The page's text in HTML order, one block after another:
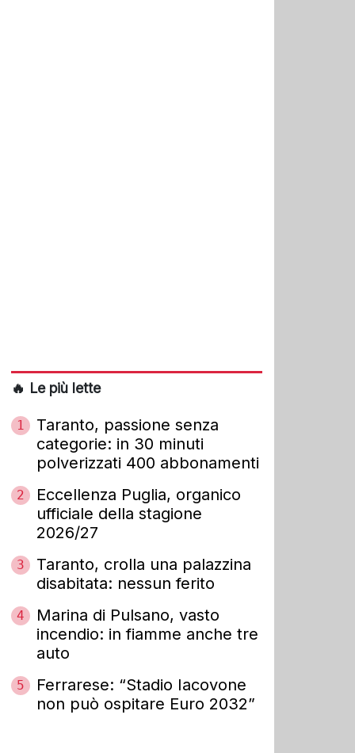
🔥 Le più lette
1
Taranto, passione senza
categorie: in 30 minuti
polverizzati 400 abbonamenti
2
Eccellenza Puglia, organico
ufficiale della stagione
2026/27
3
Taranto, crolla una palazzina
disabitata: nessun ferito
4
Marina di Pulsano, vasto
incendio: in fiamme anche tre
auto
5
Ferrarese: “Stadio Iacovone
non può ospitare Euro 2032”